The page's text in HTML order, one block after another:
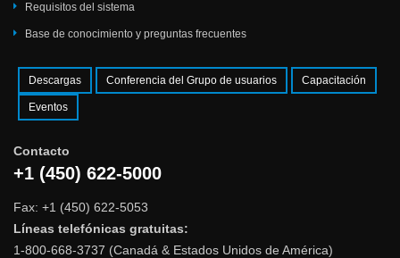
Requisitos del sistema
Base de conocimiento y preguntas frecuentes
Descargas Conferencia del Grupo de usuarios Capacitación
Eventos
Contacto
+1 (450) 622-5000
Fax: +1 (450) 622-5053
Líneas telefónicas gratuitas:
1-800-668-3737 (Canadá & Estados Unidos de América)